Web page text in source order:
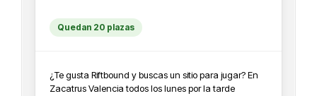
Quedan 20 plazas
¿Te gusta Riftbound y buscas un sitio para jugar? En
Zacatrus Valencia todos los lunes por la tarde